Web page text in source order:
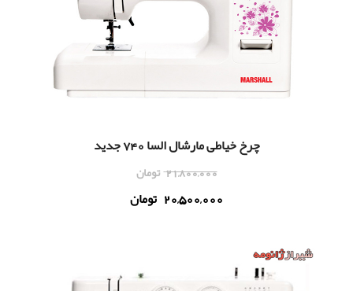
چرخ خياطی مارشال السا 740 جدید
21,800,000 تومان
20,500,000 تومان